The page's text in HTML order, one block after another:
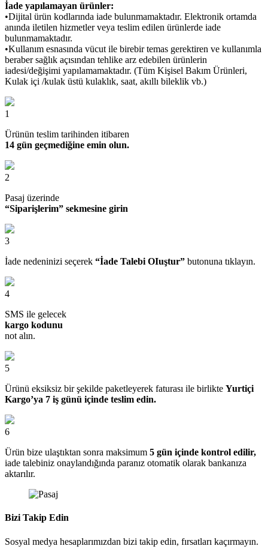
İade yapılamayan ürünler:
•Dijital ürün kodlarında iade bulunmamaktadır. Elektronik ortamda
anında iletilen hizmetler veya teslim edilen ürünlerde iade
bulunmamaktadır.
•Kullanım esnasında vücut ile birebir temas gerektiren ve kullanımla
beraber sağlık açısından tehlike arz edebilen ürünlerin
iadesi/değişimi yapılamamaktadır. (Tüm Kişisel Bakım Ürünleri,
Kulak içi /kulak üstü kulaklık, saat, akıllı bileklik vb.)
1
Ürünün teslim tarihinden itibaren
14 gün geçmediğine emin olun.
2
Pasaj üzerinde
“Siparişlerim” sekmesine girin
3
İade nedeninizi seçerek “İade Talebi OIuştur” butonuna tıklayın.
4
SMS ile gelecek
kargo kodunu
not alın.
5
Ürünü eksiksiz bir şekilde paketleyerek faturası ile birlikte Yurtiçi
Kargo’ya 7 iş günü içinde teslim edin.
6
Ürün bize ulaştıktan sonra maksimum 5 gün içinde kontrol edilir,
iade talebiniz onaylandığında paranız otomatik olarak bankanıza
aktarılır.
Bizi Takip Edin
Sosyal medya hesaplarımızdan bizi takip edin, fırsatları kaçırmayın.